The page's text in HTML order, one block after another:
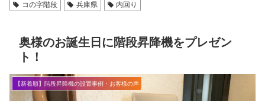
コの字階段 兵庫県 内回り
奥様のお誕生日に階段昇降機をプレゼン
ト！
【新着順】階段昇降機の設置事例・お客様の声